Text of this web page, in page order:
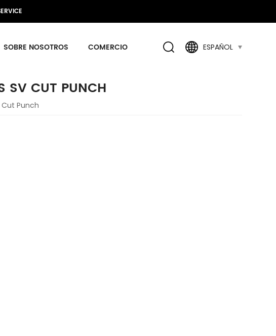
SOBRE NOSOTROS COMERCIO ESPAÑOL
SV CUT PUNCH
Cut Punch